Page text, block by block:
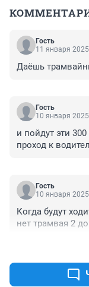
Гость
11 января
Даёшь
Гость
10 января
и пойдут эти
проход к
Гость
10 января
Когда будут
нет трамвая 2